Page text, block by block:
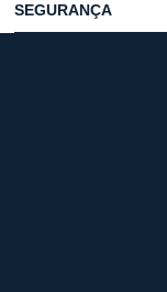
SEGURANÇA